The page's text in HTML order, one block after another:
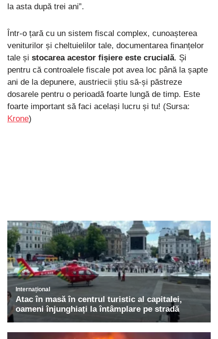
la asta după trei ani”.
Într-o țară cu un sistem fiscal complex, cunoașterea
veniturilor și cheltuielilor tale, documentarea finanțelor
tale și stocarea acestor fișiere este crucială. Și
pentru că controalele fiscale pot avea loc până la șapte
ani de la depunere, austriecii știu să-și păstreze
dosarele pentru o perioadă foarte lungă de timp. Este
foarte important să faci același lucru și tu! (Sursa:
Krone)